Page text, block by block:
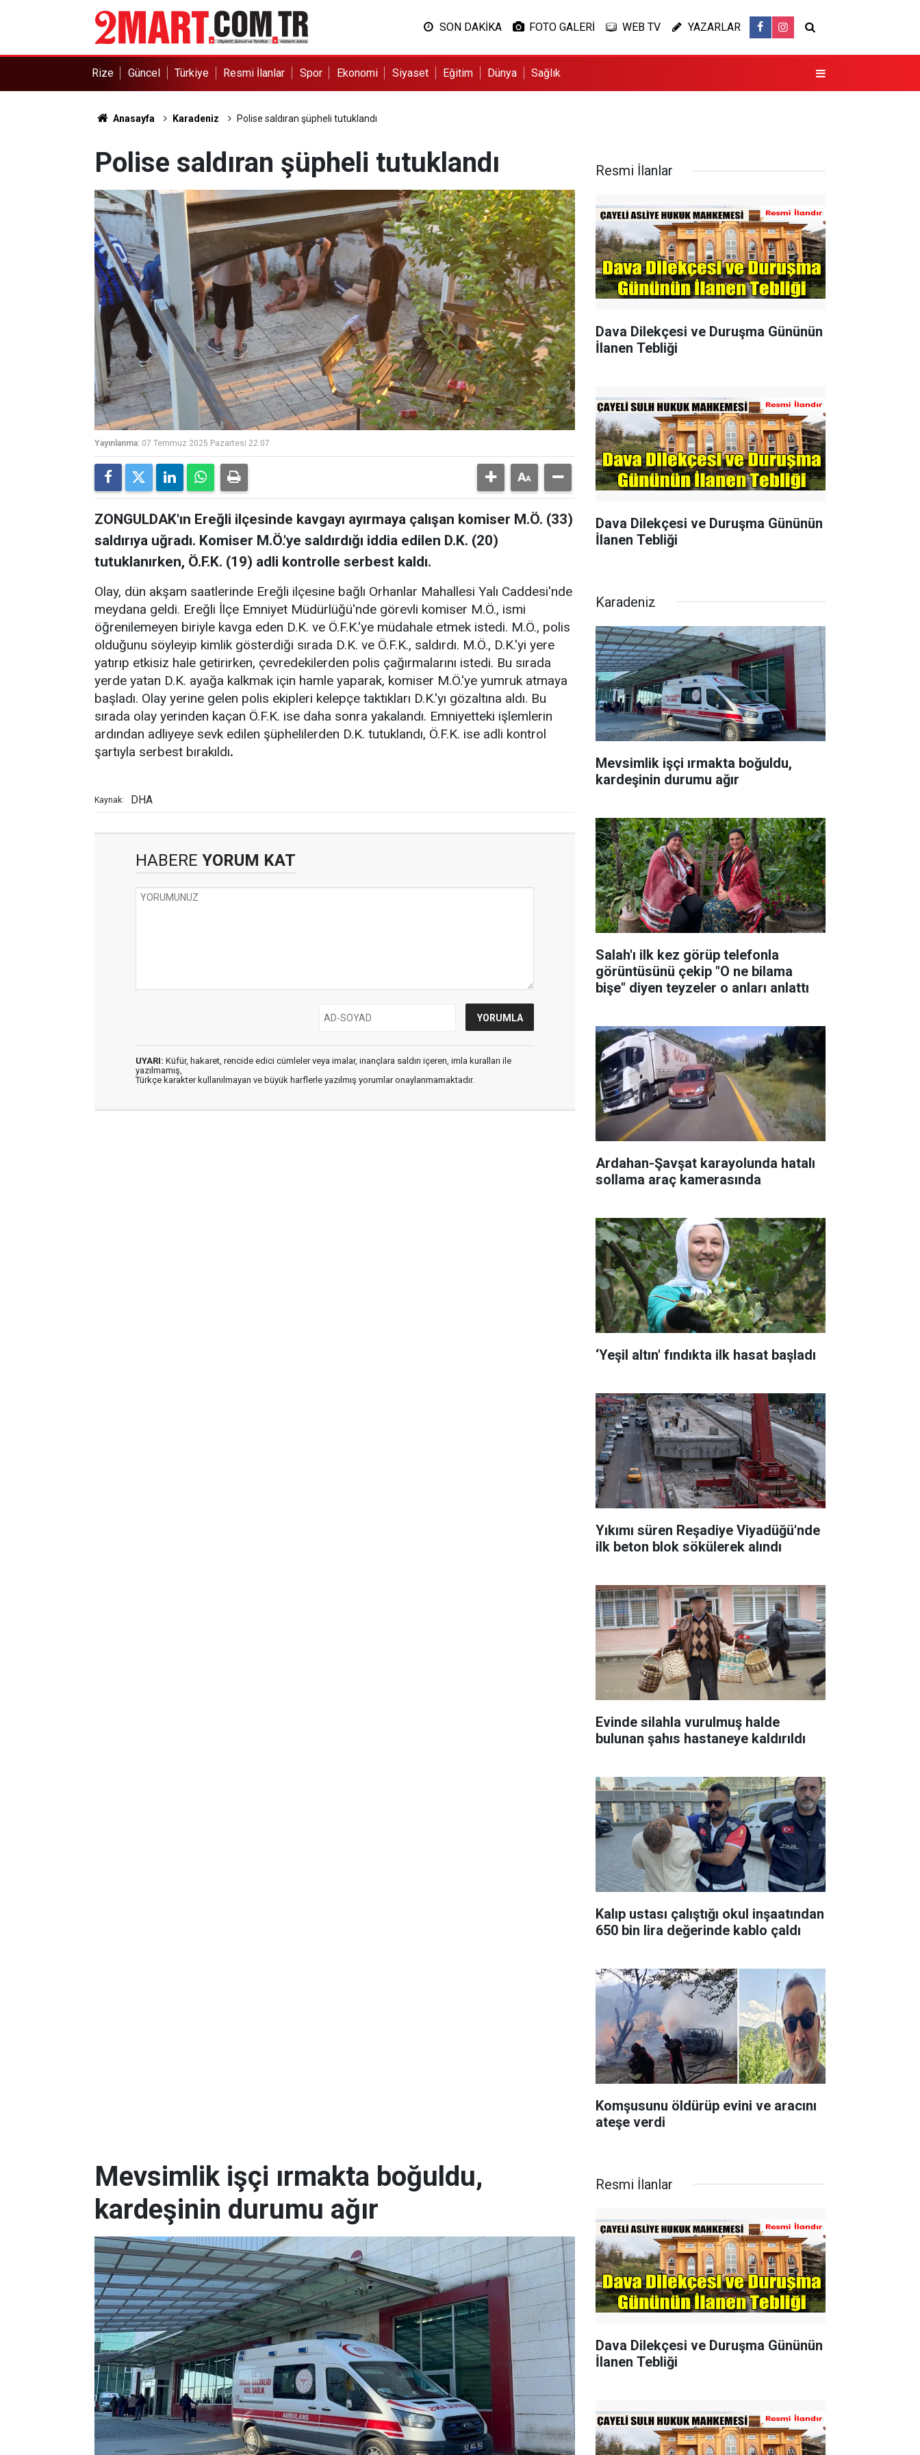
SON DAKİKA FOTO GALERİ WEB TV YAZARLAR
Rize Güncel Türkiye Resmi İlanlar Spor Ekonomi Siyaset Eğitim Dünya Sağlık
Anasayfa Karadeniz Polise saldıran şüpheli tutuklandı
Polise saldıran şüpheli tutuklandı
Yayınlanma: 07 Temmuz 2025 Pazartesi 22:07
ZONGULDAK'ın Ereğli ilçesinde kavgayı ayırmaya çalışan komiser M.Ö. (33)
saldırıya uğradı. Komiser M.Ö.'ye saldırdığı iddia edilen D.K. (20)
tutuklanırken, Ö.F.K. (19) adli kontrolle serbest kaldı.
Olay, dün akşam saatlerinde Ereğli ilçesine bağlı Orhanlar Mahallesi Yalı Caddesi'nde
meydana geldi. Ereğli İlçe Emniyet Müdürlüğü'nde görevli komiser M.Ö., ismi
öğrenilemeyen biriyle kavga eden D.K. ve Ö.F.K.'ye müdahale etmek istedi. M.Ö., polis
olduğunu söyleyip kimlik gösterdiği sırada D.K. ve Ö.F.K., saldırdı. M.Ö., D.K.'yi yere
yatırıp etkisiz hale getirirken, çevredekilerden polis çağırmalarını istedi. Bu sırada
yerde yatan D.K. ayağa kalkmak için hamle yaparak, komiser M.Ö.'ye yumruk atmaya
başladı. Olay yerine gelen polis ekipleri kelepçe taktıkları D.K.'yı gözaltına aldı. Bu
sırada olay yerinden kaçan Ö.F.K. ise daha sonra yakalandı. Emniyetteki işlemlerin
ardından adliyeye sevk edilen şüphelilerden D.K. tutuklandı, Ö.F.K. ise adli kontrol
şartıyla serbest bırakıldı.
Kaynak: DHA
HABERE YORUM KAT
UYARI: Küfür, hakaret, rencide edici cümleler veya imalar, inançlara saldırı içeren, imla kuralları ile
yazılmamış,
Türkçe karakter kullanılmayan ve büyük harflerle yazılmış yorumlar onaylanmamaktadır.
Resmi İlanlar
Dava Dilekçesi ve Duruşma Gününün
İlanen Tebliği
Dava Dilekçesi ve Duruşma Gününün
İlanen Tebliği
Karadeniz
Mevsimlik işçi ırmakta boğuldu,
kardeşinin durumu ağır
Salah'ı ilk kez görüp telefonla
görüntüsünü çekip "O ne bilama
bişe" diyen teyzeler o anları anlattı
Ardahan-Şavşat karayolunda hatalı
sollama araç kamerasında
‘Yeşil altın' fındıkta ilk hasat başladı
Yıkımı süren Reşadiye Viyadüğü'nde
ilk beton blok sökülerek alındı
Evinde silahla vurulmuş halde
bulunan şahıs hastaneye kaldırıldı
Kalıp ustası çalıştığı okul inşaatından
650 bin lira değerinde kablo çaldı
Komşusunu öldürüp evini ve aracını
ateşe verdi
Mevsimlik işçi ırmakta boğuldu,
kardeşinin durumu ağır
Resmi İlanlar
Dava Dilekçesi ve Duruşma Gününün
İlanen Tebliği